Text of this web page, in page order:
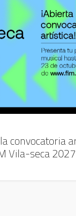
convocatoria
Vila-seca 2027